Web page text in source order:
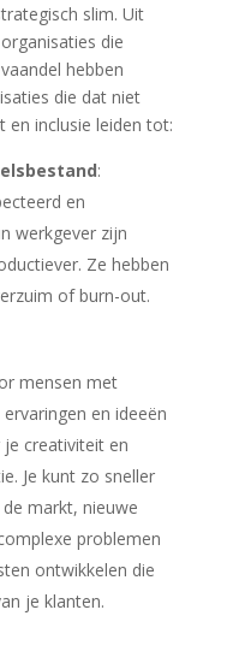
slim. Uit
die
hebben
die dat niet
inclusie leiden tot:
:
en
werkgever zijn
Ze hebben
of burn-out.
mensen met
en ideeën
creativiteit en
Je kunt zo sneller
markt, nieuwe
problemen
ontwikkelen die
je klanten.